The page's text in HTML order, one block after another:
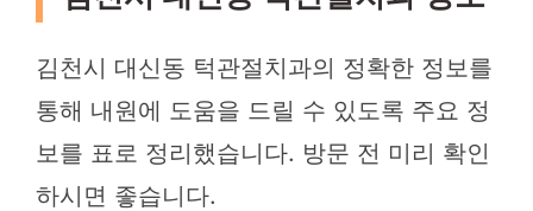
김천시 대신동 턱관절치과의 정확한 정보를
통해 내원에 도움을 드릴 수 있도록 주요 정
보를 표로 정리했습니다. 방문 전 미리 확인
하시면 좋습니다.